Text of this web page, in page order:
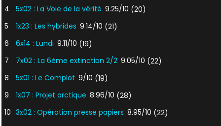
4
5x02 : La Voie de la vérité 9.25/10 (20)
5
1x23 : Les hybrides 9.14/10 (21)
6
6x14 : Lundi 9.11/10 (19)
7
7x02 : La 6ème extinction 2/2 9.05/10 (22)
8
5x01 : Le Complot 9/10 (19)
9
1x07 : Projet arctique 8.96/10 (28)
10 3x02 : Opération presse papiers 8.95/10 (22)